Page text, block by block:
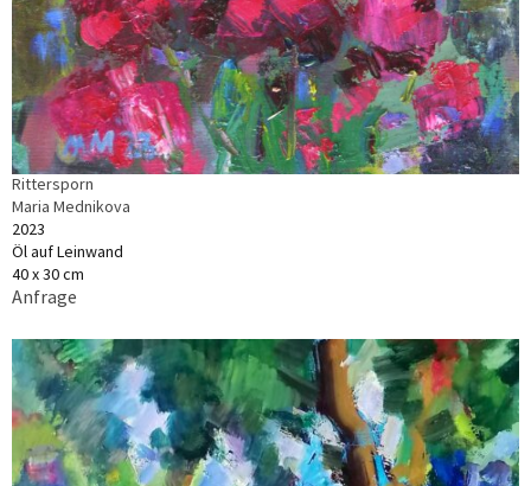
Rittersporn
Maria Mednikova
2023
Öl auf Leinwand
40 x 30 cm
Anfrage